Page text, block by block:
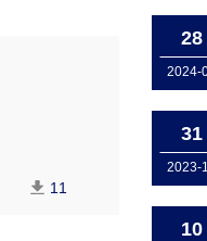
11
28
2024-
31
2023-
10